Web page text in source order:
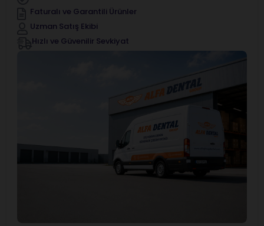
Faturalı ve Garantili Ürünler
Uzman Satış Ekibi
Hızlı ve Güvenilir Sevkiyat